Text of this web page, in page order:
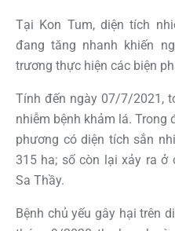
Tại Kon Tum, diện tích
đang tăng nhanh khiến
trương thực hiện các biện
Tính đến ngày 07/7/2021,
nhiễm bệnh khảm lá. Trong
phương có diện tích sắn
315 ha; số còn lại xảy ra ở
Sa Thầy.
Bệnh chủ yếu gây hại trên